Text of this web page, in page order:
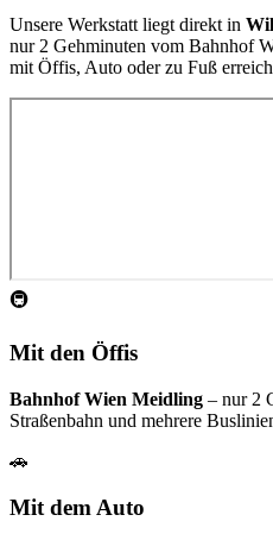
Unsere Werkstatt liegt direkt in
nur 2 Gehminuten vom Bahnhof
mit Öffis, Auto oder zu Fuß
🚇
Mit den Öffis
Bahnhof Wien Meidling – nur 2
Straßenbahn und mehrere
🚗
Mit dem Auto